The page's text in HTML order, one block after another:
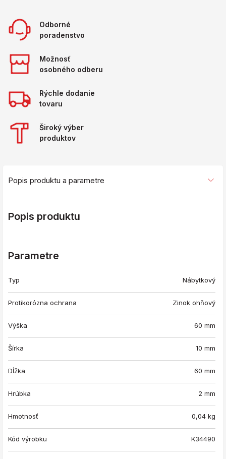
Odborné
poradenstvo
Možnosť
osobného odberu
Rýchle dodanie
tovaru
Široký výber
produktov
Popis produktu a parametre
Popis produktu
Parametre
Typ Nábytkový
Protikorózna ochrana Zinok ohňový
Výška 60 mm
Šírka 10 mm
Dĺžka 60 mm
Hrúbka 2 mm
Hmotnosť 0,04 kg
Kód výrobku K34490